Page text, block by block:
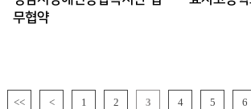
무협약
<< < 1 2 3 4 5 6